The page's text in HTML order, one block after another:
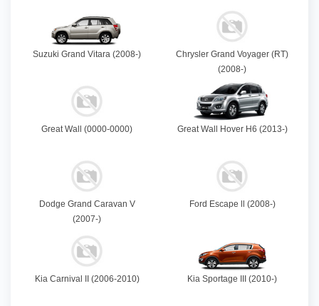
Suzuki Grand Vitara (2008-)
Chrysler Grand Voyager (RT)
(2008-)
Great Wall (0000-0000) Great Wall Hover H6 (2013-)
Dodge Grand Caravan V
(2007-)
Ford Escape ll (2008-)
Kia Carnival II (2006-2010) Kia Sportage III (2010-)